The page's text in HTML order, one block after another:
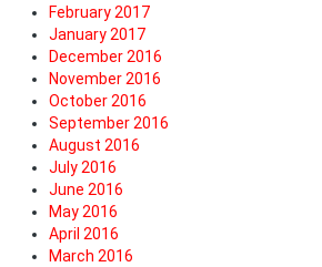
February 2017
January 2017
December 2016
November 2016
October 2016
September 2016
August 2016
July 2016
June 2016
May 2016
April 2016
March 2016